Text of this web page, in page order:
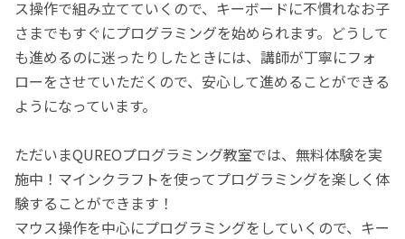
ス操作で組み立てていくので、キーボードに不慣れなお子
さまでもすぐにプログラミングを始められます。どうして
も進めるのに迷ったりしたときには、講師が丁寧にフォ
ローをさせていただくので、安心して進めることができる
ようになっています。
ただいまQUREOプログラミング教室では、無料体験を実
施中！マインクラフトを使ってプログラミングを楽しく体
験することができます！
マウス操作を中心にプログラミングをしていくので、キー